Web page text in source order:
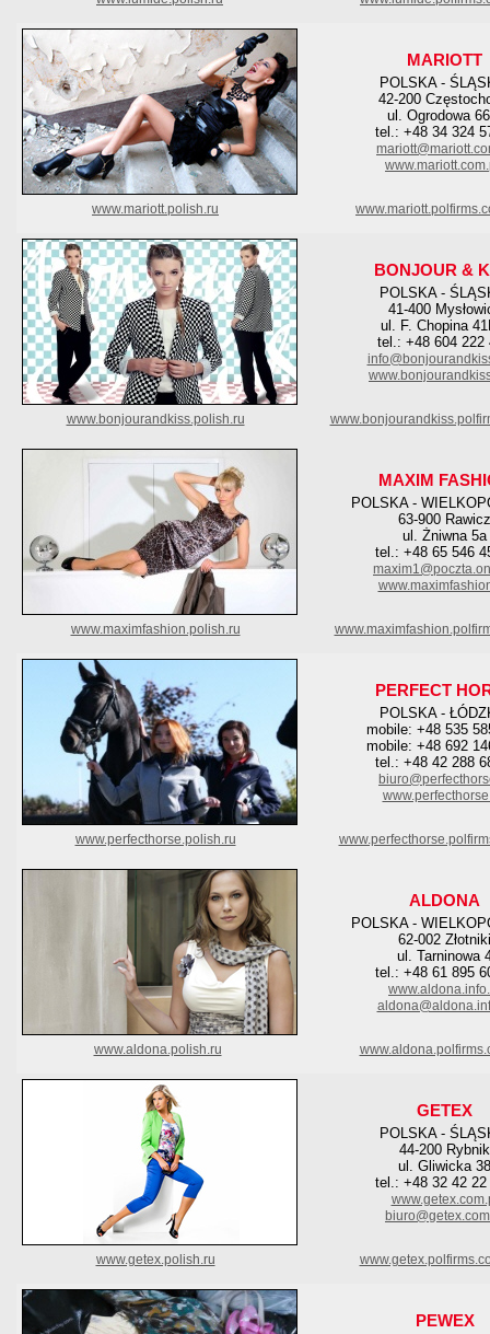
MARIOTT
POLSKA -
42-200
ul. Ogrodowa
tel.: +48 34 324
www.mariott.polish.ru
BONJOUR &
POLSKA -
41-400
ul. F. Chopina
tel.: +48 604 222
www.bonjourandkiss.polish.ru
MAXIM
POLSKA -
63-900 Rawicz
ul. Żniwna 5a
tel.: +48 65 546
www.maximfashion.polish.ru
PERFECT
POLSKA -
mobile: +48 535
mobile: +48 692
tel.: +48 42 288
www.perfecthorse.polish.ru
ALDONA
POLSKA -
62-002 Złotniki
ul. Tarninowa
tel.: +48 61 895
www.aldona.polish.ru
GETEX
POLSKA -
44-200 Rybnik
ul. Gliwicka 38
tel.: +48 32 42 22
www.getex.polish.ru
PEWEX